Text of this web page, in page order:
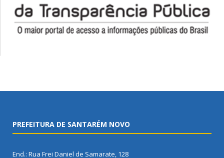
PREFEITURA DE SANTARÉM NOVO
End.: Rua Frei Daniel de Samarate, 128